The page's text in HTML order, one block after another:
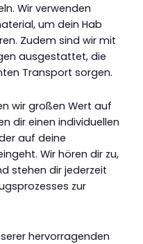
Wir verwenden
um dein Hab
Zudem sind wir mit
ausgestattet, die
Transport sorgen.
wir großen Wert auf
dir einen individuellen
auf deine
Wir hören dir zu,
stehen dir jederzeit
zur
hervorragenden